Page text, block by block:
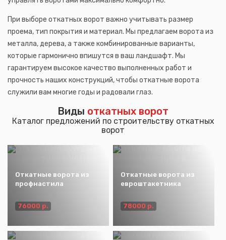
При выборе откатных ворот важно учитывать размер
проема, тип покрытия и материал. Мы предлагаем ворота из
металла, дерева, а также комбинированные варианты,
которые гармонично впишутся в ваш ландшафт. Мы
гарантируем высокое качество выполненных работ и
прочность наших конструкций, чтобы откатные ворота
служили вам многие годы и радовали глаз.
Виды откатных ворот
Каталог предложений по строительству откатных
ворот
Откатные ворота из
профнастила
76000 р.
Откатные ворота из
евроштакетника
78000 р.